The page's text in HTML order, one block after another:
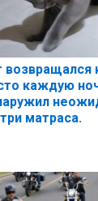
возвращался
каждую
матраса.